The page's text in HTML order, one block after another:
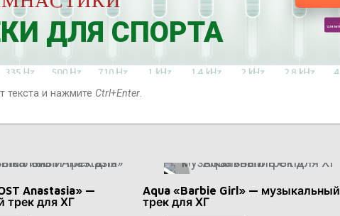
ДЛЯ СПОРТА
текста и нажмите Ctrl+Enter.
Anastasia» —
трек для ХГ
Aqua «Barbie Girl» — музыкальный
трек для ХГ